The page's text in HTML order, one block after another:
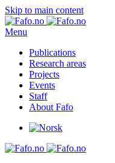
Skip to main content
Menu
Publications
Research areas
Projects
Events
Staff
About Fafo